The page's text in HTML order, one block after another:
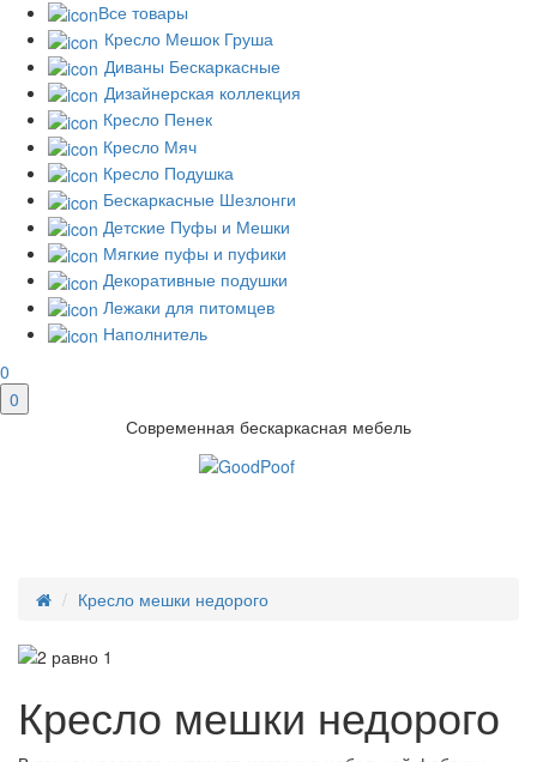
Все товары
Кресло Мешок Груша
Диваны Бескаркасные
Дизайнерская коллекция
Кресло Пенек
Кресло Мяч
Кресло Подушка
Бескаркасные Шезлонги
Детские Пуфы и Мешки
Мягкие пуфы и пуфики
Декоративные подушки
Лежаки для питомцев
Наполнитель
0
0
Современная бескаркасная мебель
Кресло мешки недорого
Кресло мешки недорого